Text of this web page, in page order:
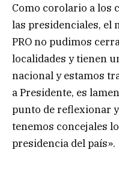
Como corolario a los
las presidenciales, el
PRO no pudimos
localidades y tienen
nacional y estamos
a Presidente, es
punto de reflexionar
tenemos concejales
presidencia del país».